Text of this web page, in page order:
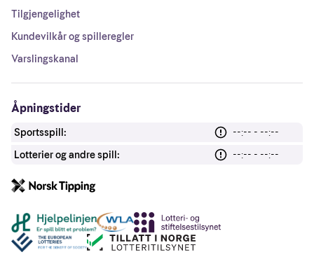
Tilgjengelighet
Kundevilkår og spilleregler
Varslingskanal
Åpningstider
Sportsspill:
--:-- - --:--
Lotterier og andre spill:
--:-- - --:--
Andre lenker